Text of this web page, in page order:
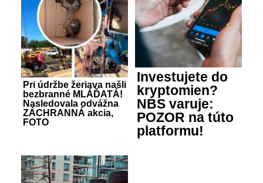
Pri údržbe žeriava našli
bezbranné MLÁĎATÁ!
Nasledovala odvážna
ZÁCHRANNÁ akcia,
FOTO
Investujete do
kryptomien?
NBS varuje:
POZOR na túto
platformu!